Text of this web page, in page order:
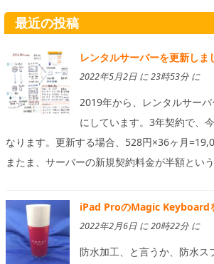
最近の投稿
レンタルサーバーを更新しま
2022年5月2日 に 23時53分 に
2019年から、レンタルサー
にしています。3年契約で、
なります。更新する場合、528円×36ヶ月
またま、サーバーの新規契約料金が半額とい
iPad ProのMagic Keyboard
2022年2月6日 に 20時22分 に
防水加工、と言うか、防水ス